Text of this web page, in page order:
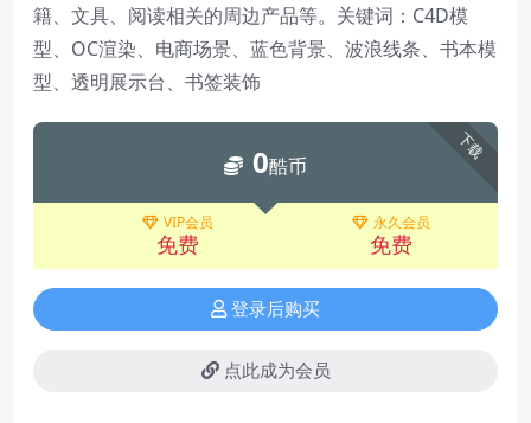
籍、文具、阅读相关的周边产品等。关键词：C4D模
型、OC渲染、电商场景、蓝色背景、波浪线条、书本模
型、透明展示台、书签装饰
下载
0酷币
VIP会员
免费
永久会员
免费
登录后购买
点此成为会员